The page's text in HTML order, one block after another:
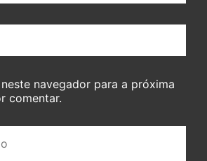
navegador para a próxima
comentar.